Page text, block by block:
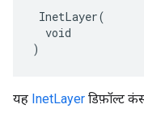
InetLayer(
  void
)
यह InetLayer डिफ़ॉल्ट